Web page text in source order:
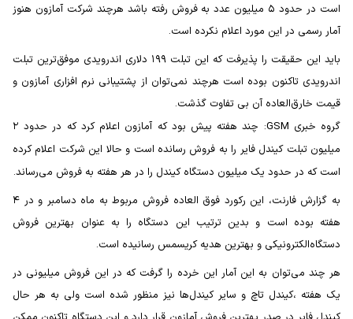
است در حدود ۵ میلیون عدد به فروش رفته باشد هرچند شرکت آمازون هنوز
آمار رسمی در این مورد اعلام نکرده است.
باید این حقیقت را پذیرفت که این تبلت ۱۹۹ دلاری اندرویدی موفق‌ترین تبلت
اندرویدی تاکنون بوده است هرچند نمی‌توان از پشتیبانی نرم افزاری آمازون و
قیمت خارق‌العاده آن بی تفاوت گذشت.
گروه خبری GSM: چند هفته پیش بود که آمازون اعلام کرد که در حدود ۲
میلیون تبلت کیندل فایر را به فروش رسانده است و حالا این شرکت اعلام کرده
است که در حدود یک میلیون دستگاه کیندل را در هر هفته به فروش می‌رساند.
به گزارش فارنت، این رکورد فوق العاده فروش مربوط به ماه دسامبر و در ۴
هفته بوده است و بدین ترتیب این دستگاه را به عنوان بهترین فروش
دستگاه‌الکترونیکی و بهترین هدیه کریسمس رسانیده است.
هر چند می‌توان به این آمار این خرده را گرفت که در این فروش میلیونی در
یک هفته ،کیندل تاچ و سایر کیندل‌ها نیز منظور شده است ولی به هر حال